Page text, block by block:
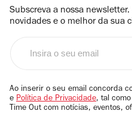
Subscreva a nossa
novidades e o melhor da sua
email
Ao inserir o seu email concorda
e Política de Privacidade, tal
Time Out com notícias, eventos,